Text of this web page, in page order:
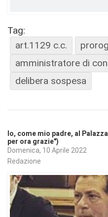
Tag:
art.1129 c.c.
amministratore di
delibera sospesa
Io, come mio padre, al
per ora grazie")
Domenica, 10 Aprile 2022
Redazione